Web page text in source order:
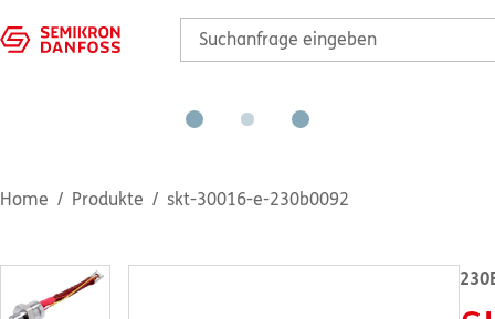
Home Produkte skt-30016-e-230b0092